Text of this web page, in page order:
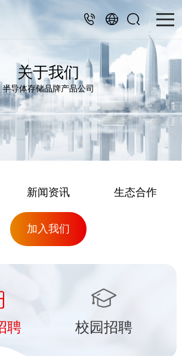
关于我们
半导体存储品牌产品公司
新闻资讯 生态合作
加入我们
聘 校园招聘